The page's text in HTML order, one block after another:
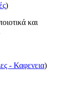
)
και
- Καφενεια)